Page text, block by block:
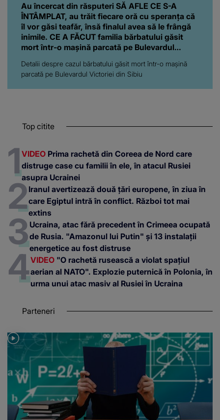
Top citite
VIDEO Prima rachetă din Coreea de Nord care
distruge case cu familii în ele, în atacul Rusiei
care Egiptul intră în conflict. Război tot mai
de Rusia. "Amazonul lui Putin" și 13 instalații
energetice au fost distruse
VIDEO"O rachetă rusească a violat spațiul
aerian al NATO". Explozie puternică în Polonia, în
urma unui atac masiv al Rusiei în Ucraina
Parteneri
EDUCAȚIE
VIDEOA început sesiunea de toamnă a
Bacalaureatului. Când sunt programate probele scrise